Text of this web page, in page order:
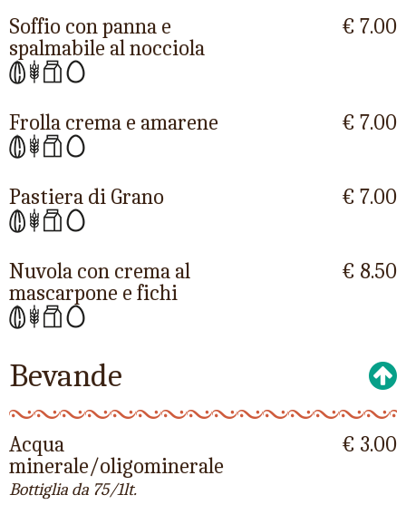
Soffio con panna e
spalmabile al nocciola
€ 7.00
Frolla crema e amarene € 7.00
Pastiera di Grano € 7.00
Nuvola con crema al
mascarpone e fichi
€ 8.50
Bevande
Acqua
minerale/oligominerale
Bottiglia da 75/1lt.
€ 3.00